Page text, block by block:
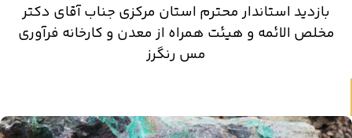
بازدید استاندار محترم استان مرکزی جناب آقای دکتر
مخلص الائمه و هیئت همراه از معدن و کارخانه فرآوری
مس رنگرز